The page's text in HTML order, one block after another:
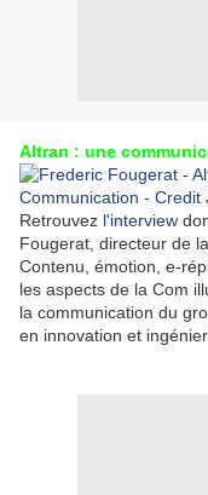
Altran : une
Retrouvez l'interview
Fougerat, directeur de
Contenu, émotion, e-
les aspects de la Com
la communication du
en innovation et